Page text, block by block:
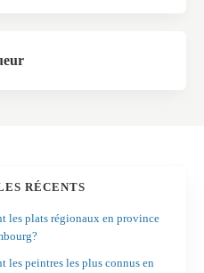
RÉCENTS
les plats régionaux en province
les peintres les plus connus en